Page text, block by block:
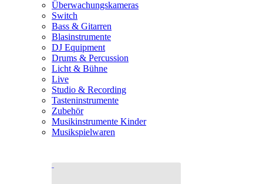
Überwachungskameras
Switch
Bass & Gitarren
Blasinstrumente
DJ Equipment
Drums & Percussion
Licht & Bühne
Live
Studio & Recording
Tasteninstrumente
Zubehör
Musikinstrumente Kinder
Musikspielwaren